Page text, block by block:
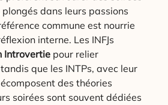
dans leurs passions
commune est nourrie
interne. Les INFJs
Introvertie pour relier
que les INTPs, avec leur
des théories
soirées sont souvent dédiées